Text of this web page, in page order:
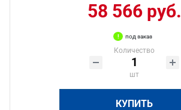
58 566 руб.
под заказ
Количество
шт
КУПИТЬ